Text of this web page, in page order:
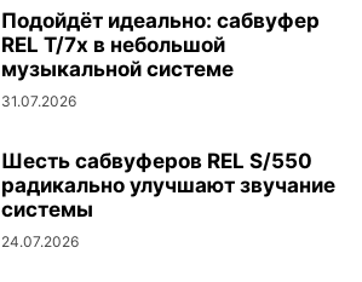
Подойдёт идеально: сабвуфер
REL T/7x в небольшой
музыкальной системе
31.07.2026
Шесть сабвуферов REL S/550
радикально улучшают звучание
системы
24.07.2026